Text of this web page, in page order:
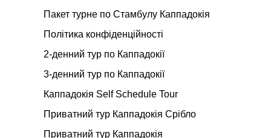
Пакет турне по Стамбулу Каппадокія
Політика конфіденційності
2-денний тур по Каппадокії
3-денний тур по Каппадокії
Каппадокія Self Schedule Tour
Приватний тур Каппадокія Срібло
Приватний тур Каппадокія